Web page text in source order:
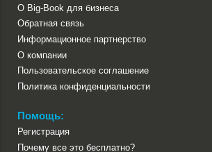
О Big-Book для бизнеса
Обратная связь
Информационное партнерство
О компании
Пользовательское соглашение
Политика конфиденциальности
Помощь:
Регистрация
Почему все это бесплатно?